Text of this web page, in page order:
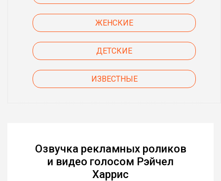
ЖЕНСКИЕ
ДЕТСКИЕ
ИЗВЕСТНЫЕ
Озвучка рекламных роликов
и видео голосом Рэйчел
Харрис